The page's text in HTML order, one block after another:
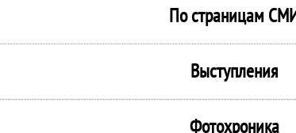
По страницам
Выступления
Фотохроника